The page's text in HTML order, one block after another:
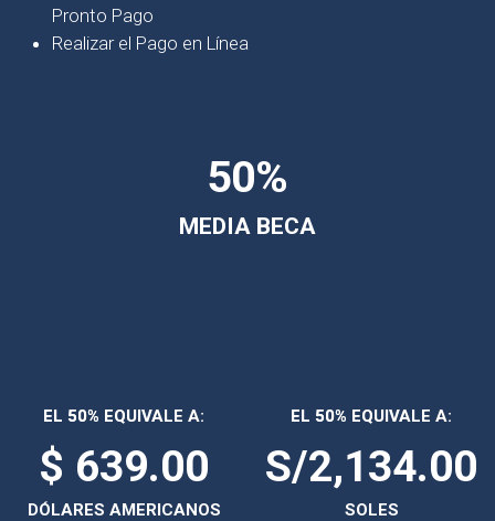
Pronto Pago
Realizar el Pago en Línea
50%
MEDIA BECA
EL 50% EQUIVALE A:
$ 639.00
DÓLARES AMERICANOS
EL 50% EQUIVALE A:
S/2,134.00
SOLES